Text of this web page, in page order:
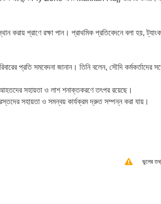
প্রাণে রক্ষা পান। প্রাথমিক প্রতিবেদনে বলা হয়,
প্রতি সমবেদনা জানান। তিনি বলেন, সৌদি কর্মকর্তাদের
আহতদের সহায়তা ও লাশ শনাক্তকরণে তৎপর রয়েছে।
সহায়তা ও সমন্বয় কার্যক্রম দ্রুত সম্পন্ন করা যায়।
ভুলের